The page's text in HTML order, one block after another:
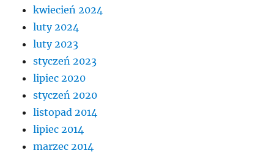
kwiecień 2024
luty 2024
luty 2023
styczeń 2023
lipiec 2020
styczeń 2020
listopad 2014
lipiec 2014
marzec 2014